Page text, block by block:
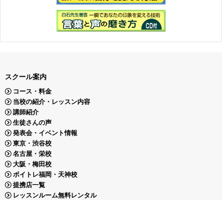
スクール案内
コース・料金
当校の紹介・レッスン内容
講師紹介
生徒さんの声
発表会・イベント情報
東京・渋谷校
名古屋・栄校
大阪・梅田校
ボイトレ福岡・天神校
提携店一覧
レッスンルーム無料レンタル